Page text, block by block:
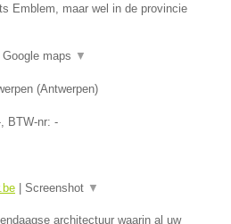
Emblem, maar wel in de provincie
Google maps ▼
(Antwerpen)
, BTW-nr: -
Screenshot ▼
architectuur waarin al uw